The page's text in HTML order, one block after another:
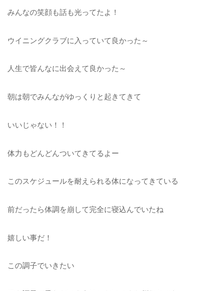
みんなの笑顔も話も光ってたよ！
ウイニングクラブに入っていて良かった～
人生で皆んなに出会えて良かった～
朝は朝でみんながゆっくりと起きてきて
いいじゃない！！
体力もどんどんついてきてるよー
このスケジュールを耐えられる体になってきている
前だったら体調を崩して完全に寝込んでいたね
嬉しい事だ！
この調子でいきたい